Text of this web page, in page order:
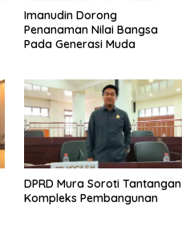
Imanudin Dorong
Penanaman Nilai Bangsa
Pada Generasi Muda
DPRD Mura Soroti Tantangan
Kompleks Pembangunan